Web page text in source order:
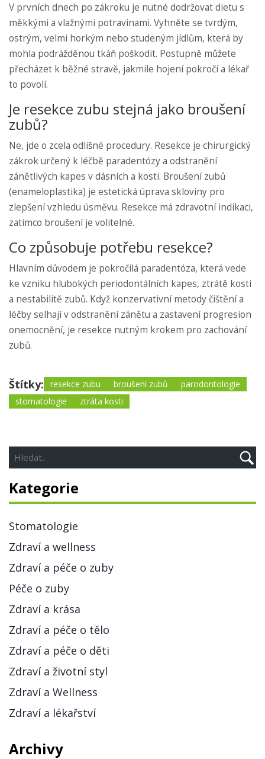
V prvních dnech po zákroku je nutné dodržovat dietu s
měkkými a vlažnými potravinami. Vyhněte se tvrdým,
ostrým, velmi horkým nebo studeným jídlům, která by
mohla podrážděnou tkáň poškodit. Postupně můžete
přecházet k běžné stravě, jakmile hojení pokročí a lékař
to povolí.
Je resekce zubu stejná jako broušení
zubů?
Ne, jde o zcela odlišné procedury. Resekce je chirurgický
zákrok určený k léčbě paradentózy a odstranění
zánětlivých kapes v dásních a kosti. Broušení zubů
(enameloplastika) je estetická úprava skloviny pro
zlepšení vzhledu úsměvu. Resekce má zdravotní indikaci,
zatímco broušení je volitelné.
Co způsobuje potřebu resekce?
Hlavním důvodem je pokročilá paradentóza, která vede
ke vzniku hlubokých periodontálních kapes, ztrátě kosti
a nestabilitě zubů. Když konzervativní metody čištění a
léčby selhají v odstranění zánětu a zastavení progresion
onemocnění, je resekce nutným krokem pro zachování
zubů.
Štítky: resekce zubu broušení zubů
parodontologie
stomatologie
ztráta kosti
Kategorie
Stomatologie
Zdraví a wellness
Zdraví a péče o zuby
Péče o zuby
Zdraví a krása
Zdraví a péče o tělo
Zdraví a péče o děti
Zdraví a životní styl
Zdraví a Wellness
Zdraví a lékařství
Archivy